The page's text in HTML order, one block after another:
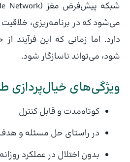
می‌شود که در برنامه‌ریزی،
دارد. اما زمانی که این فرآیند
شود، می‌تواند ناسازگار شود.
ویژگی‌های خیال‌پردازی
کوتاه‌مدت و قابل کنترل
در راستای حل مسئله و
بدون اختلال در عملکرد روزانه